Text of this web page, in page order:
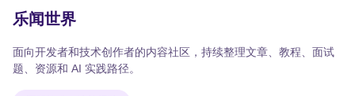
乐闻世界
面向开发者和技术创作者的内容社区，持续整理文章、教程、面试
题、资源和 AI 实践路径。